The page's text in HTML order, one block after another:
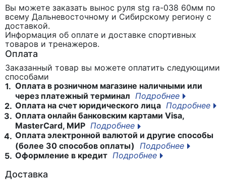
Вы можете заказать вынос руля stg ra-038 60мм по
всему Дальневосточному и Сибирскому региону с
доставкой.
Информация об оплате и доставке спортивных
товаров и тренажеров.
Оплата
Заказанный товар вы можете оплатить следующими
способами
1. Оплата в розничном магазине наличными или
через платежный терминал Подробнее
2. Оплата на счет юридического лица Подробнее
3. Оплата онлайн банковским картами Visa,
MasterCard, МИР Подробнее
4. Оплата электронной валютой и другие способы
(более 30 способов оплаты)
Подробнее
5. Оформление в кредит Подробнее
Доставка